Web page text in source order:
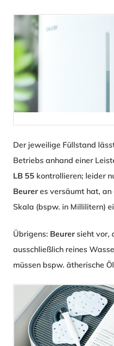
Der jeweilige Füllstand
Betriebs anhand einer
LB 55 kontrollieren; leider
Beureres versäumt hat, an
Skala (bspw. in Millilitern)
Übrigens: Beurersieht vor,
ausschließlich reines
müssen bspw. ätherische